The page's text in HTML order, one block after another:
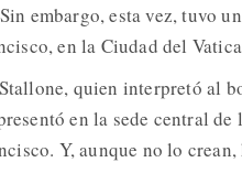
embargo, esta vez, tuvo
en la Ciudad del
quien interpretó al
en la sede central
Y, aunque no lo crean,